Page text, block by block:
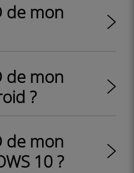
de mon
de mon
?
de mon
10 ?